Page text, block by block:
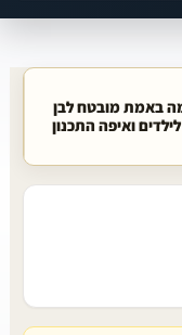
באמת מובטח לבן
ואיפה התכנון